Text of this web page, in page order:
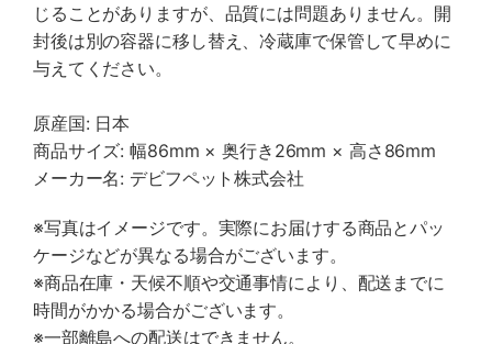
じることがありますが、品質には問題ありません。開
封後は別の容器に移し替え、冷蔵庫で保管して早めに
与えてください。
原産国: 日本
商品サイズ: 幅86mm × 奥行き26mm × 高さ86mm
メーカー名: デビフペット株式会社
※写真はイメージです。実際にお届けする商品とパッ
ケージなどが異なる場合がございます。
※商品在庫・天候不順や交通事情により、配送までに
時間がかかる場合がございます。
※一部離島への配送はできません。